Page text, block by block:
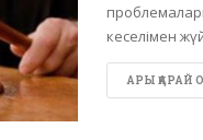
кеселімен
АРЫ ҚАРАЙ